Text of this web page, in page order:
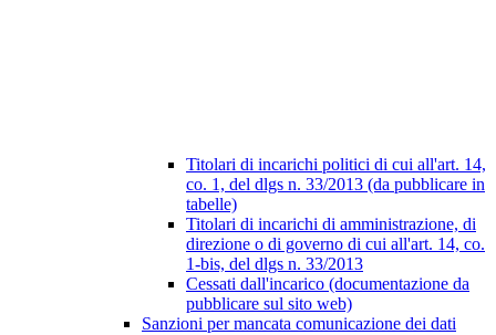
Titolari di incarichi politici di cui all'art. 14,
co. 1, del dlgs n. 33/2013 (da pubblicare in
tabelle)
Titolari di incarichi di amministrazione, di
direzione o di governo di cui all'art. 14, co.
1-bis, del dlgs n. 33/2013
Cessati dall'incarico (documentazione da
pubblicare sul sito web)
Sanzioni per mancata comunicazione dei dati